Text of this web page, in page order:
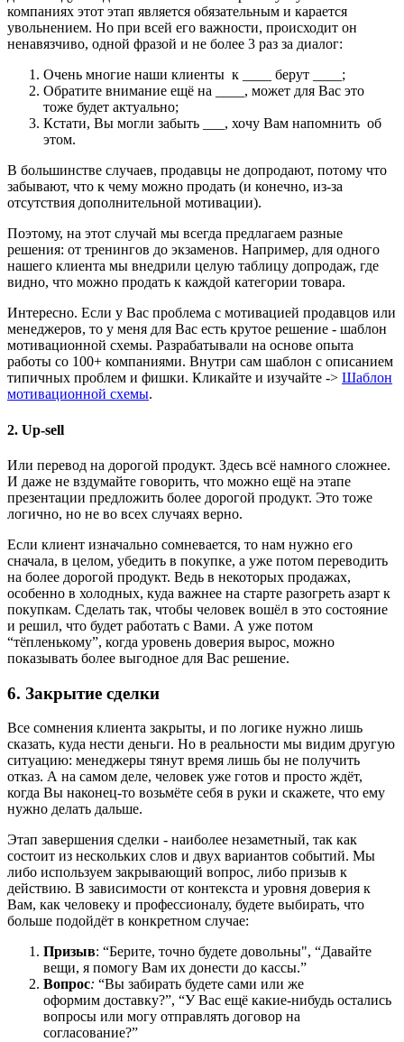
компаниях этот этап является обязательным и карается
увольнением. Но при всей его важности, происходит он
ненавязчиво, одной фразой и не более 3 раз за диалог:
Очень многие наши клиенты к ____ берут ____;
Обратите внимание ещё на ____, может для Вас это
тоже будет актуально;
Кстати, Вы могли забыть ___, хочу Вам напомнить об
этом.
В большинстве случаев, продавцы не допродают, потому что
забывают, что к чему можно продать (и конечно, из-за
отсутствия дополнительной мотивации).
Поэтому, на этот случай мы всегда предлагаем разные
решения: от тренингов до экзаменов. Например, для одного
нашего клиента мы внедрили целую таблицу допродаж, где
видно, что можно продать к каждой категории товара.
Интересно. Если у Вас проблема с мотивацией продавцов или
менеджеров, то у меня для Вас есть крутое решение - шаблон
мотивационной схемы. Разрабатывали на основе опыта
работы со 100+ компаниями. Внутри сам шаблон с описанием
типичных проблем и фишки. Кликайте и изучайте -> Шаблон
мотивационной схемы.
2. Up-sell
Или перевод на дорогой продукт. Здесь всё намного сложнее.
И даже не вздумайте говорить, что можно ещё на этапе
презентации предложить более дорогой продукт. Это тоже
логично, но не во всех случаях верно.
Если клиент изначально сомневается, то нам нужно его
сначала, в целом, убедить в покупке, а уже потом переводить
на более дорогой продукт. Ведь в некоторых продажах,
особенно в холодных, куда важнее на старте разогреть азарт к
покупкам. Сделать так, чтобы человек вошёл в это состояние
и решил, что будет работать с Вами. А уже потом
“тёпленькому”, когда уровень доверия вырос, можно
показывать более выгодное для Вас решение.
6. Закрытие сделки
Все сомнения клиента закрыты, и по логике нужно лишь
сказать, куда нести деньги. Но в реальности мы видим другую
ситуацию: менеджеры тянут время лишь бы не получить
отказ. А на самом деле, человек уже готов и просто ждёт,
когда Вы наконец-то возьмёте себя в руки и скажете, что ему
нужно делать дальше.
Этап завершения сделки - наиболее незаметный, так как
состоит из нескольких слов и двух вариантов событий. Мы
либо используем закрывающий вопрос, либо призыв к
действию. В зависимости от контекста и уровня доверия к
Вам, как человеку и профессионалу, будете выбирать, что
больше подойдёт в конкретном случае:
Призыв: “Берите, точно будете довольны", “Давайте
вещи, я помогу Вам их донести до кассы.”
Вопрос: “Вы забирать будете сами или же
оформим доставку?”, “У Вас ещё какие-нибудь остались
вопросы или могу отправлять договор на
согласование?”